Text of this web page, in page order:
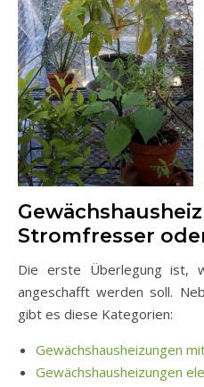
Stromfresser
Die erste Überlegung ist,
angeschafft werden soll.
gibt es diese Kategorien:
Gewächshausheizungen
Gewächshausheizungen